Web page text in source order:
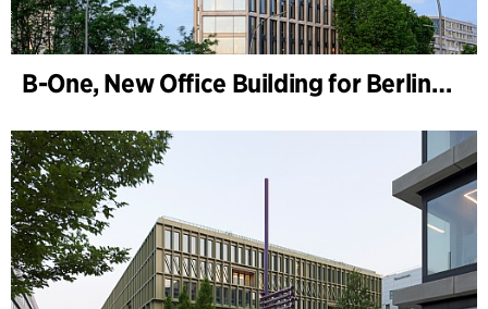
B-One, New Office Building for Berlin Hyp